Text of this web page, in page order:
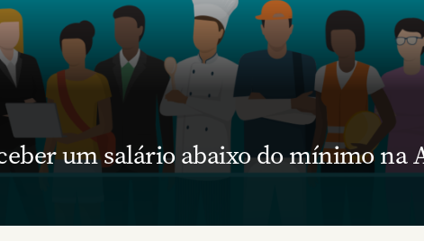
um salário abaixo do mínimo na